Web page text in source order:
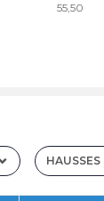
55,50
HAUSSES